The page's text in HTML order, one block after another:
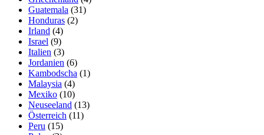
Guatemala (31)
Honduras (2)
Irland (4)
Israel (9)
Italien (3)
Jordanien (6)
Kambodscha (1)
Malaysia (4)
Mexiko (10)
Neuseeland (13)
Österreich (11)
Peru (15)